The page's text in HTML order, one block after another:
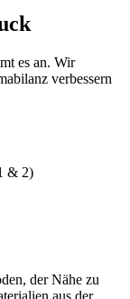
es an. Wir
verbessern
& 2)
der Nähe zu